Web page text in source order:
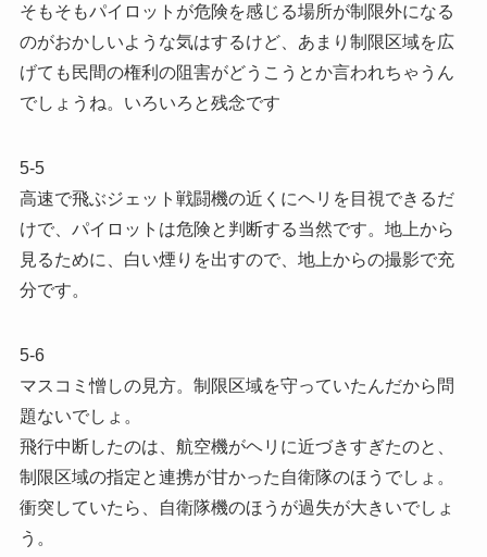
そもそもパイロットが危険を感じる場所が制限外になる
のがおかしいような気はするけど、あまり制限区域を広
げても民間の権利の阻害がどうこうとか言われちゃうん
でしょうね。いろいろと残念です
5-5
高速で飛ぶジェット戦闘機の近くにヘリを目視できるだ
けで、パイロットは危険と判断する当然です。地上から
見るために、白い煙りを出すので、地上からの撮影で充
分です。
5-6
マスコミ憎しの見方。制限区域を守っていたんだから問
題ないでしょ。
飛行中断したのは、航空機がヘリに近づきすぎたのと、
制限区域の指定と連携が甘かった自衛隊のほうでしょ。
衝突していたら、自衛隊機のほうが過失が大きいでしょ
う。